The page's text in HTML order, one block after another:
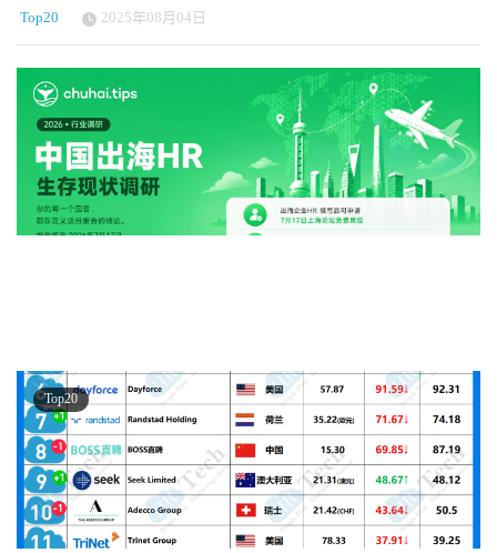
如既往的加大对于行业观察和报道，将全球最新最前沿最优质的
第三方专业服务机构，致力于推动人力资源科技进步与发展，持续
引领行业新科技新趋势新产品新方向。HRTech核心报道HR科技创新
企业与产品，关注并实时分享全球的人力资源科技资讯。定期发布
行业市值榜单和HR科技云图，持续举办高品质的专业前沿峰会论
坛，表彰认可业内先进。
值榜单，为我们提供了一个观察这个行业动态和趋势的窗口。随着
财报发布和各国经济情况的不同，不同细分领域的HR上市机构也遇
到了不同的表现。一起来看看。 2025全球人力资源上市公司创新品
牌市值TOP20榜单（2025年8月新版） 更多信息可以关注
HRTechChina.com (另微信公众号压缩图片压缩的很厉害，高清的可
以访问网站获取 ) 特别注意，因以美元为单位，所以在汇率换算中
会有一定的浮动，仅供参考。 全球人力资源上市公司创新品牌市值
Top20榜单每月的最后一个交易日（当地时间）收盘市值和股价为基
准，同时以当天汇率兑换美元市值排名。 关于创新品牌榜单评选核
心基于以下几个方面： 对于中国HR行业发展具有极大参考和标杆作
源。 https://www.hrtechchina.com/email/email.html HRTechChina将一
如既往的加大对于行业观察和报道，将全球最新最前沿最优质的
HRTech资讯第一时间与中国同仁分享！ 关于HRTechHRTech 领先的
专注人力资源科技商业服务平台，作为HR领域唯一深度垂直独立的
第三方专业服务机构，致力于推动人力资源科技进步与发展，持续
引领行业新科技新趋势新产品新方向。HRTech核心报道HR科技创新
企业与产品，关注并实时分享全球的人力资源科技资讯。定期发布
行业市值榜单和HR科技云图，持续举办高品质的专业前沿峰会论
Top20 2025年08月04日
Top20